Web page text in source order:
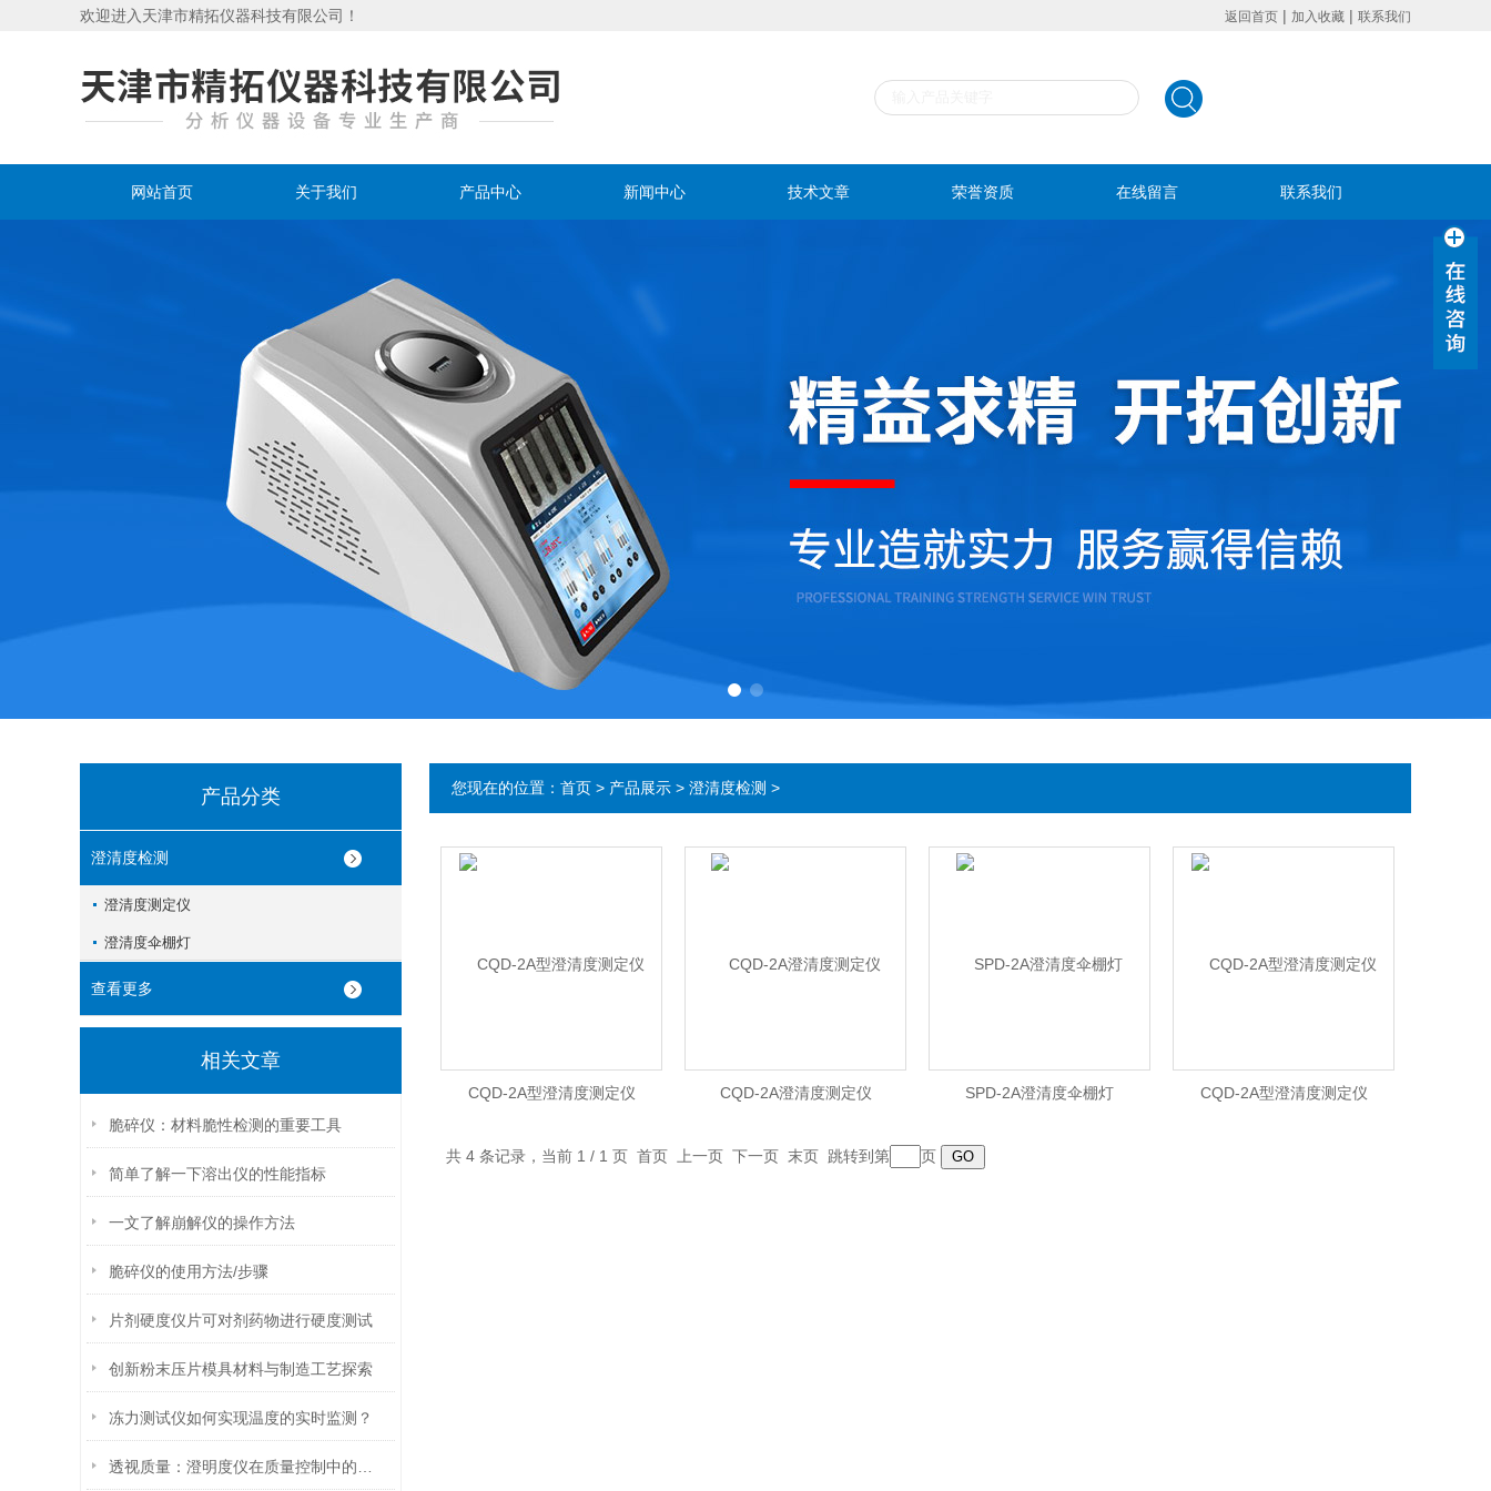
欢迎进入天津市精拓仪器科技有限公司！ 返回首页 | 加入收藏 | 联系我们
网站首页 关于我们 产品中心 新闻中心 技术文章 荣誉资质 在线留言 联系我们
产品分类
澄清度检测
澄清度测定仪
澄清度伞棚灯
查看更多
相关文章
脆碎仪：材料脆性检测的重要工具
简单了解一下溶出仪的性能指标
一文了解崩解仪的操作方法
脆碎仪的使用方法/步骤
片剂硬度仪片可对剂药物进行硬度测试
创新粉末压片模具材料与制造工艺探索
冻力测试仪如何实现温度的实时监测？
您现在的位置： 首页 > 产品展示 > 澄清度检测 >
CQD-2A型澄清度测定仪 CQD-2A澄清度测定仪 SPD-2A澄清度伞棚灯 CQD-2A型澄清度测定仪
共 4 条记录，当前 1 / 1 页 首页 上一页 下一页 末页 跳转到第 页